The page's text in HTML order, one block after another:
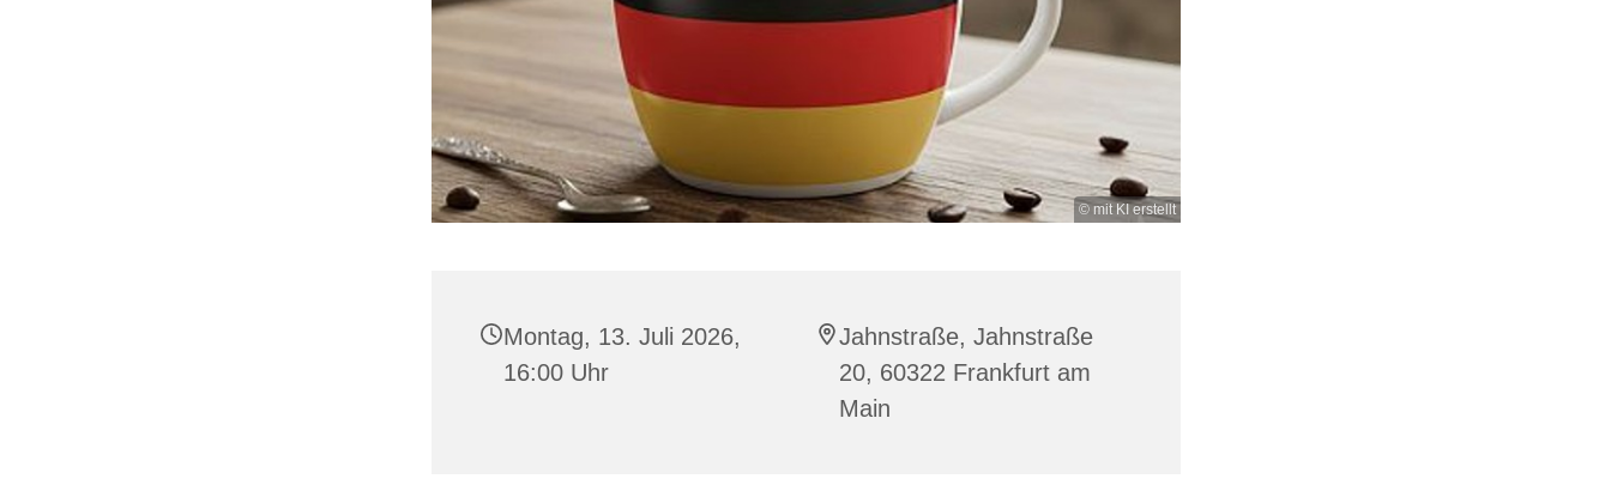
© mit KI erstellt
Montag, 13. Juli 2026,
16:00 Uhr
Jahnstraße, Jahnstraße
20, 60322 Frankfurt am
Main